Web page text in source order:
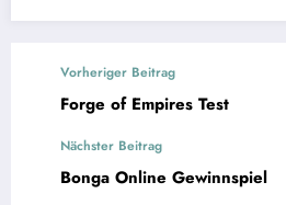
Vorheriger Beitrag
Forge of Empires Test
Nächster Beitrag
Bonga Online Gewinnspiel